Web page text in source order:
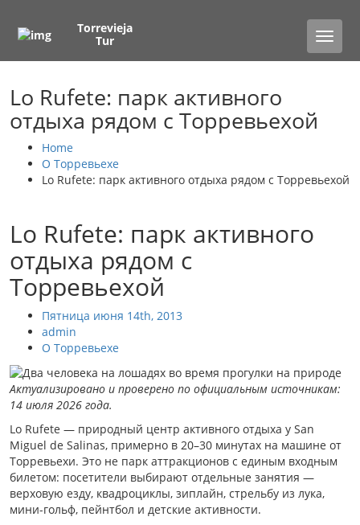
Toggle
Torrevieja
Tur
Lo Rufete: парк активного
отдыха рядом с Торревьехой
Home
О Торревьехе
Lo Rufete: парк активного отдыха рядом с Торревьехой
Lo Rufete: парк активного
отдыха рядом с
Торревьехой
Пятница июня 14th, 2013
admin
О Торревьехе
Актуализировано и проверено по официальным источникам:
14 июля 2026 года.
Lo Rufete — природный центр активного отдыха у San
Miguel de Salinas, примерно в 20–30 минутах на машине от
Торревьехи. Это не парк аттракционов с единым входным
билетом: посетители выбирают отдельные занятия —
верховую езду, квадроциклы, зиплайн, стрельбу из лука,
мини-гольф, пейнтбол и детские активности.